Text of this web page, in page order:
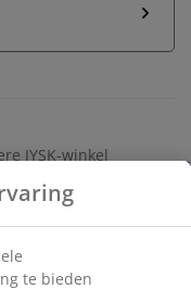
JYSK-winkel
keuze